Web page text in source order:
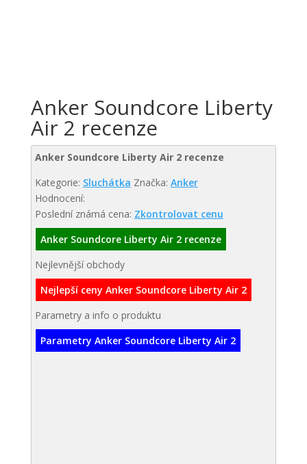
Anker Soundcore Liberty
Air 2 recenze
Anker Soundcore Liberty Air 2 recenze
Kategorie: Sluchátka Značka: Anker
Hodnocení:
Poslední známá cena: Zkontrolovat cenu
Anker Soundcore Liberty Air 2 recenze
Nejlevnější obchody
Nejlepší ceny Anker Soundcore Liberty Air 2
Parametry a info o produktu
Parametry Anker Soundcore Liberty Air 2